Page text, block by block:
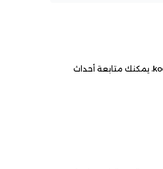
موعد مباراة أرسنال ضد أتليتيكو مدريد ، 2026-05-05، ضمن بطولة دوري أبطال أوروبا لـ كرة قدم. عبر كوورة لايف – kooralife، يمكنك متابعة أحداث